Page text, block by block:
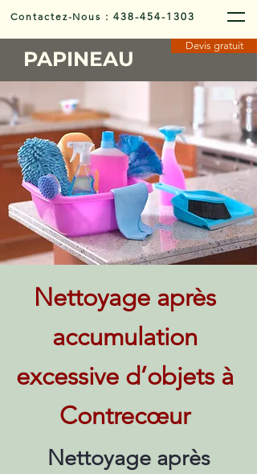
Contactez-Nous :438-454-1303
PAPINEAU
Devis gratuit
Nettoyage après
accumulation
excessive d’objets à
Contrecœur
Nettoyage après